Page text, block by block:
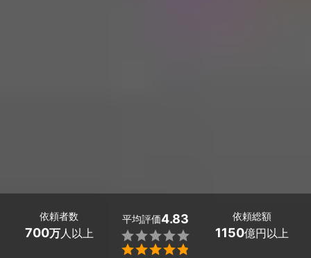
依頼者数
700万人以上
平均評価4.83


依頼総額
1150億円以上